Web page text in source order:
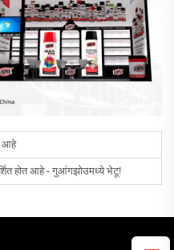
आहे
होत आहे - गुआंगझोउमध्ये भेटू!